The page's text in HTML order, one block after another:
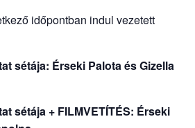
időpontban indul vezetett
sétája: Érseki Palota és Gizella
sétája + FILMVETÍTÉS: Érseki